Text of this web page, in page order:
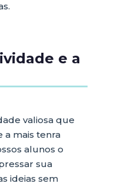
e a
valiosa que
a mais tenra
alunos o
sua
ideias sem